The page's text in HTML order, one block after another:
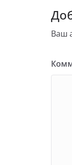
Ваш